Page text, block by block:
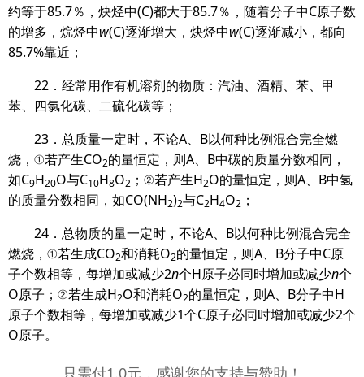
约等于85.7％，炔烃中(C)都大于85.7％，随着分子中C原子数
的增多，烷烃中w(C)逐渐增大，炔烃中w(C)逐渐减小，都向
85.7%靠近；
22 ．经常用作有机溶剂的物质：汽油、酒精、苯、甲
苯、四氯化碳、二硫化碳等；
23 ．总质量一定时，不论A、 B以何种比例混合完全燃
烧， ①若产生CO2的量恒定，则A、 B中碳的质量分数相同，
如C9H20O与C10H8O2 ； ②若产生H2O的量恒定，则A、 B中氢
的质量分数相同，如CO(NH2)2与C2H4O2 ；
24 ．总物质的量一定时，不论A、 B以何种比例混合完全
燃烧， ①若生成CO2和消耗O2的量恒定，则A、 B分子中C原
子个数相等，每增加或减少2n个H原子必同时增加或减少n个
O原子； ②若生成H2O和消耗O2的量恒定，则A、 B分子中H
原子个数相等，每增加或减少1个C原子必同时增加或减少2个
O原子。
只需付1.0元，感谢您的支持与赞助！